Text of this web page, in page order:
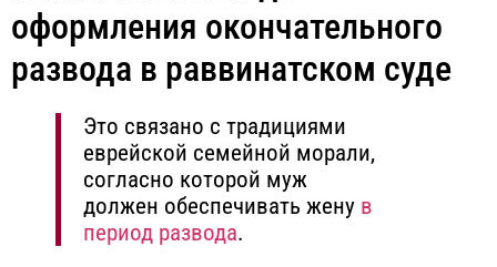
оформления окончательного
развода в раввинатском суде
Это связано с традициями
еврейской семейной морали,
согласно которой муж
должен обеспечивать жену в
период развода.